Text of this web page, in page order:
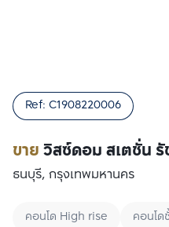
ขายวิสซ์ดอม สเตชั่น รั
Ref: C1908220006
ธนบุรี, กรุงเทพมหานคร
คอนโด High rise คอนโด
เปรียบเทียบ